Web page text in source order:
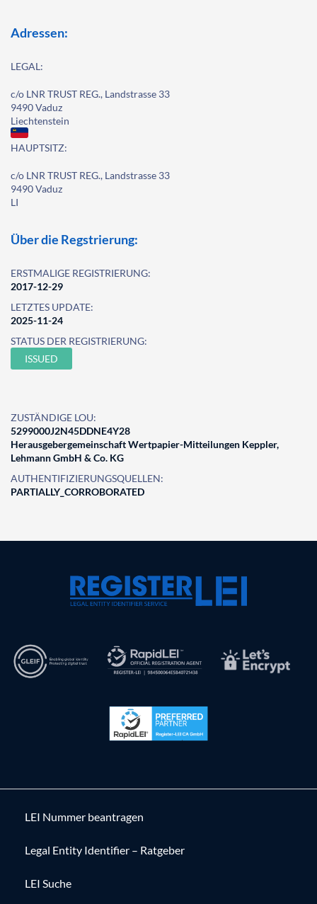
Adressen:
LEGAL:
c/o LNR TRUST REG., Landstrasse 33
9490 Vaduz
Liechtenstein
HAUPTSITZ:
c/o LNR TRUST REG., Landstrasse 33
9490 Vaduz
LI
Über die Regstrierung:
ERSTMALIGE REGISTRIERUNG:
2017-12-29
LETZTES UPDATE:
2025-11-24
STATUS DER REGISTRIERUNG:
ISSUED
ZUSTÄNDIGE LOU:
5299000J2N45DDNE4Y28
Herausgebergemeinschaft Wertpapier-Mitteilungen Keppler,
Lehmann GmbH & Co. KG
AUTHENTIFIZIERUNGSQUELLEN:
PARTIALLY_CORROBORATED
LEI Nummer beantragen
Legal Entity Identifier – Ratgeber
LEI Suche